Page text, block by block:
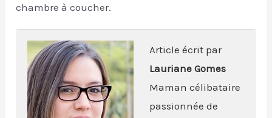
chambre à coucher.
Article écrit par
Lauriane Gomes
Maman célibataire
passionnée de